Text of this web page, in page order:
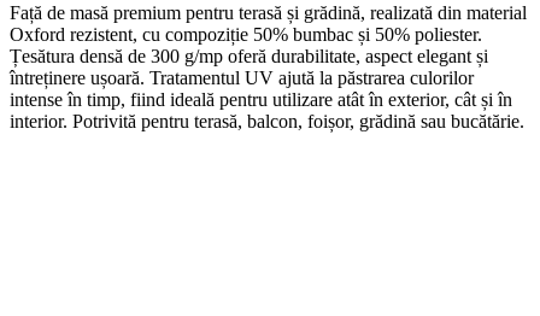
Față de masă premium pentru terasă și grădină, realizată din material
Oxford rezistent, cu compoziție 50% bumbac și 50% poliester.
Țesătura densă de 300 g/mp oferă durabilitate, aspect elegant și
întreținere ușoară. Tratamentul UV ajută la păstrarea culorilor
intense în timp, fiind ideală pentru utilizare atât în exterior, cât și în
interior. Potrivită pentru terasă, balcon, foișor, grădină sau bucătărie.